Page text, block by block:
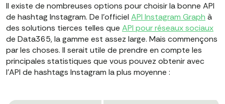
Il existe de nombreuses options pour choisir la bonne API
de hashtag Instagram. De l'officiel API Instagram Graph à
des solutions tierces telles que API pour réseaux sociaux
de Data365, la gamme est assez large. Mais commençons
par les choses. Il serait utile de prendre en compte les
principales statistiques que vous pouvez obtenir avec
l'API de hashtags Instagram la plus moyenne :